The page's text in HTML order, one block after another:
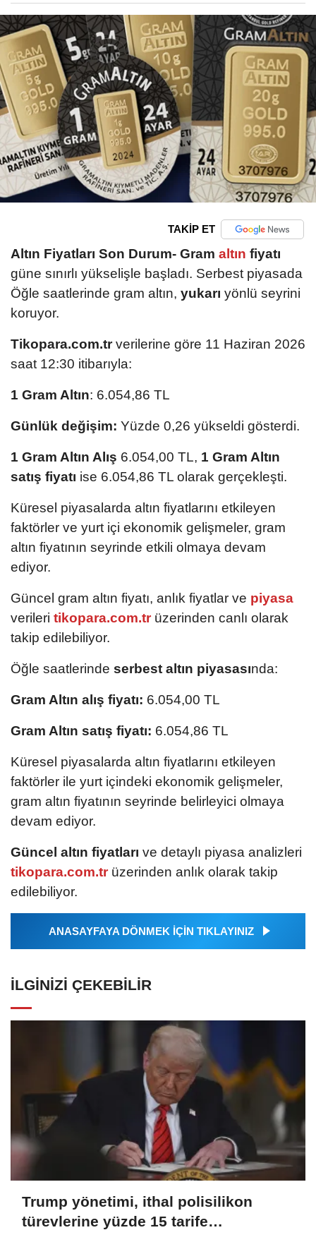
TAKİP ET
Altın Fiyatları Son Durum- Gram altın fiyatı
güne sınırlı yükselişle başladı. Serbest piyasada
Öğle saatlerinde gram altın, yukarı yönlü seyrini
koruyor.
Tikopara.com.trverilerine göre 11 Haziran 2026
saat 12:30 itibarıyla:
1 Gram Altın: 6.054,86 TL
Günlük değişim: Yüzde 0,26 yükseldi gösterdi.
1 Gram Altın Alış 6.054,00 TL, 1 Gram Altın
satış fiyatı ise 6.054,86 TL olarak gerçekleşti.
Küresel piyasalarda altın fiyatlarını etkileyen
faktörler ve yurt içi ekonomik gelişmeler, gram
altın fiyatının seyrinde etkili olmaya devam
ediyor.
Güncel gram altın fiyatı, anlık fiyatlar ve piyasa
verileri tikopara.com.trüzerinden canlı olarak
takip edilebiliyor.
Öğle saatlerinde serbest altın piyasasında:
Gram Altın alış fiyatı: 6.054,00 TL
Gram Altın satış fiyatı: 6.054,86 TL
Küresel piyasalarda altın fiyatlarını etkileyen
faktörler ile yurt içindeki ekonomik gelişmeler,
gram altın fiyatının seyrinde belirleyici olmaya
devam ediyor.
Güncel altın fiyatları ve detaylı piyasa analizleri
tikopara.com.trüzerinden anlık olarak takip
edilebiliyor.
ANASAYFAYA DÖNMEK İÇİN TIKLAYINIZ
İLGINIZI ÇEKEBILIR
Trump yönetimi, ithal polisilikon
türevlerine yüzde 15 tarife